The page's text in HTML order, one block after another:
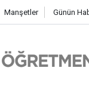
Manşetler Günün